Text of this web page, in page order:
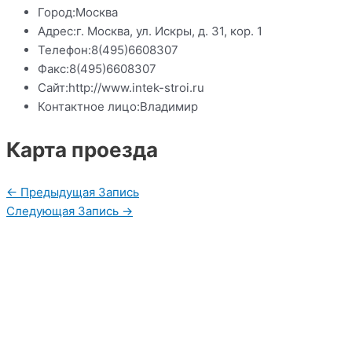
Город:Москва
Адрес:г. Москва, ул. Искры, д. 31, кор. 1
Телефон:8(495)6608307
Факс:8(495)6608307
Сайт:http://www.intek-stroi.ru
Контактное лицо:Владимир
Карта проезда
Навигация
по
← Предыдущая Запись
Следующая Запись →